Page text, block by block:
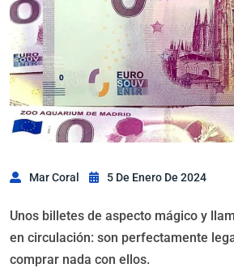
Mar Coral 5 De Enero De 2024
Unos billetes de aspecto mágico y
en circulación: son perfectamente
comprar nada con ellos.